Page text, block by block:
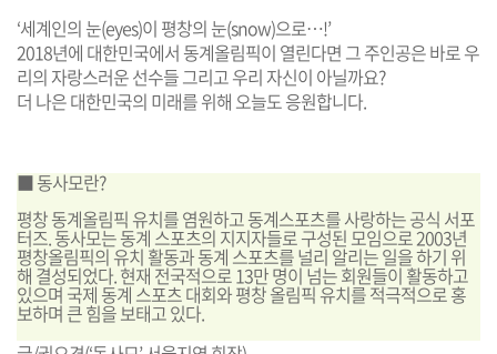
‘세계인의 눈(eyes)이 평창의 눈(snow)으로…!’
2018년에 대한민국에서 동계올림픽이 열린다면 그 주인공은 바로 우
리의 자랑스러운 선수들 그리고 우리 자신이 아닐까요?
더 나은 대한민국의 미래를 위해 오늘도 응원합니다.
■ 동사모란?
평창 동계올림픽 유치를 염원하고 동계스포츠를 사랑하는 공식 서포
터즈. 동사모는 동계 스포츠의 지지자들로 구성된 모임으로 2003년
평창올림픽의 유치 활동과 동계 스포츠를 널리 알리는 일을 하기 위
해 결성되었다. 현재 전국적으로 13만 명이 넘는 회원들이 활동하고
있으며 국제 동계 스포츠 대회와 평창 올림픽 유치를 적극적으로 홍
보하며 큰 힘을 보태고 있다.